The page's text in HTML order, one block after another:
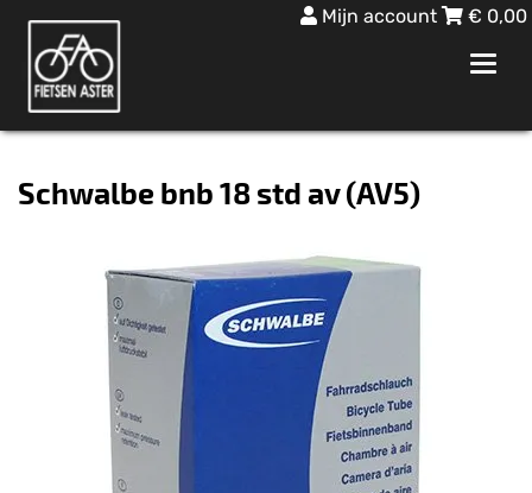
Mijn account € 0,00
Schwalbe bnb 18 std av (AV5)